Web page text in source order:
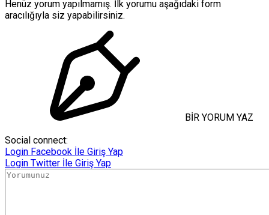
Henüz yorum yapılmamış. İlk yorumu aşağıdaki form
aracılığıyla siz yapabilirsiniz.
BİR YORUM YAZ
Social connect:
Login Facebook İle Giriş Yap
Login Twitter İle Giriş Yap